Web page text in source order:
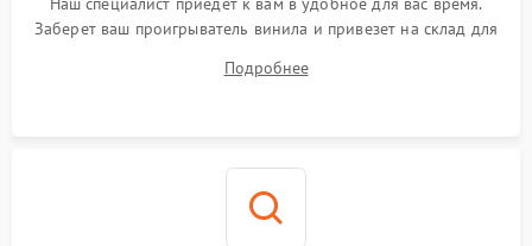
Заберет ваш проигрыватель винила и привезет на склад для
Подробнее